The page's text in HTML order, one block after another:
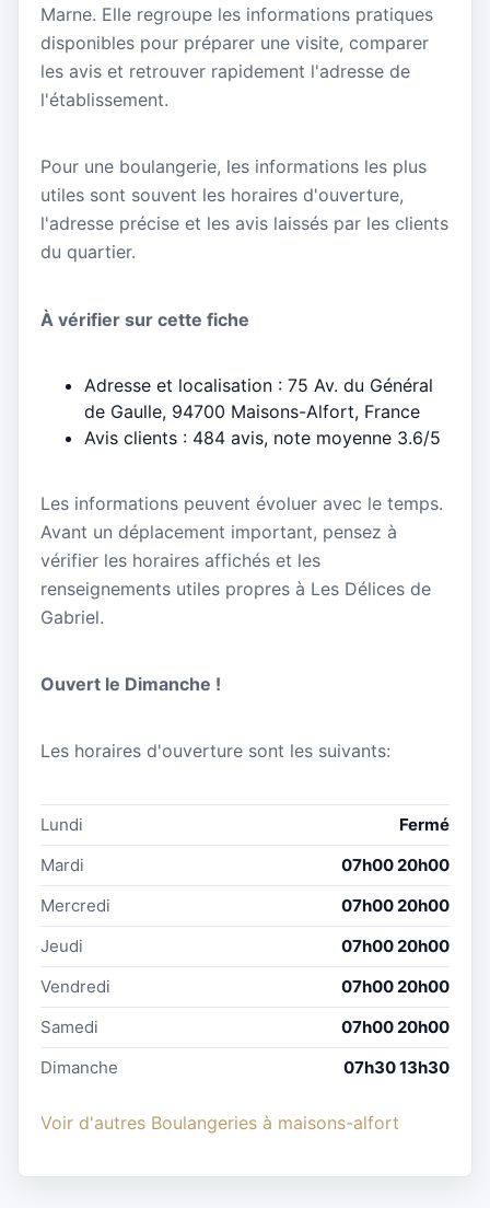
Marne. Elle regroupe les informations pratiques
disponibles pour préparer une visite, comparer
les avis et retrouver rapidement l'adresse de
l'établissement.
Pour une boulangerie, les informations les plus
utiles sont souvent les horaires d'ouverture,
l'adresse précise et les avis laissés par les clients
du quartier.
À vérifier sur cette fiche
Adresse et localisation : 75 Av. du Général
de Gaulle, 94700 Maisons-Alfort, France
Avis clients : 484 avis, note moyenne 3.6/5
Les informations peuvent évoluer avec le temps.
Avant un déplacement important, pensez à
vérifier les horaires affichés et les
renseignements utiles propres à Les Délices de
Gabriel.
Ouvert le Dimanche !
Les horaires d'ouverture sont les suivants:
Lundi
Fermé
Mardi
07h00 20h00
Mercredi
07h00 20h00
Jeudi
07h00 20h00
Vendredi
07h00 20h00
Samedi
07h00 20h00
Dimanche
07h30 13h30
Voir d'autres Boulangeries à maisons-alfort